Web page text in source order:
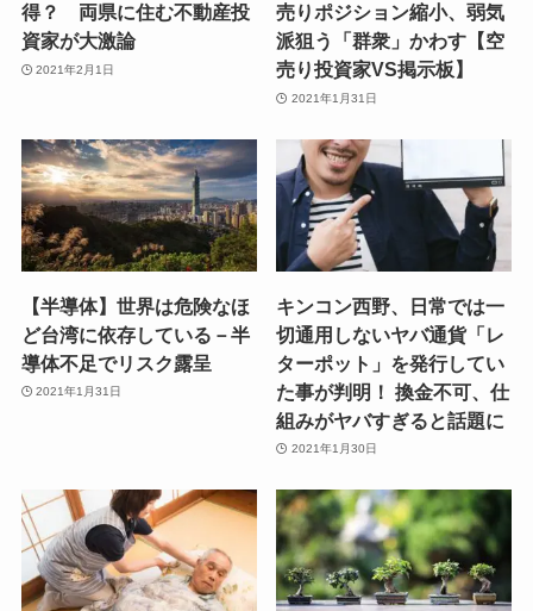
得？ 両県に住む不動産投
資家が大激論
2021年2月1日
売りポジション縮小、弱気
派狙う「群衆」かわす【空
売り投資家VS掲示板】
2021年1月31日
【半導体】世界は危険なほ
ど台湾に依存している－半
導体不足でリスク露呈
2021年1月31日
キンコン西野、日常では一
切通用しないヤバ通貨「レ
ターポット」を発行してい
た事が判明！ 換金不可、仕
組みがヤバすぎると話題に
2021年1月30日